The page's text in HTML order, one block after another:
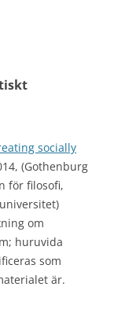
socially
(Gothenburg
för filosofi,
om
huruvida
som
är.